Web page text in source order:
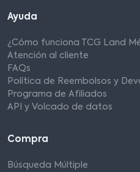
Ayuda
¿Cómo funciona TCG Land
Atención al cliente
FAQs
Política de Reembolsos y
Programa de Afiliados
API y Volcado de datos
Compra
Búsqueda Múltiple